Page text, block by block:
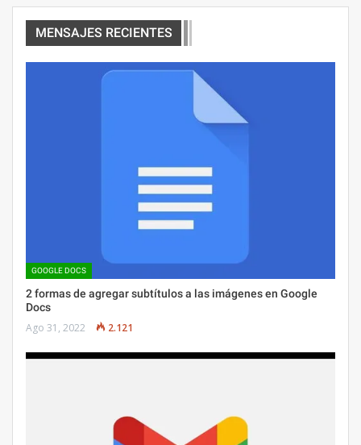
MENSAJES RECIENTES
GOOGLE DOCS
2 formas de agregar subtítulos a las imágenes en Google
Docs
Ago 31, 2022 2.121